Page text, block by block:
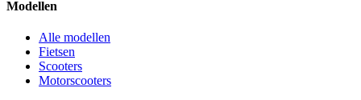
Modellen
Alle modellen
Fietsen
Scooters
Motorscooters